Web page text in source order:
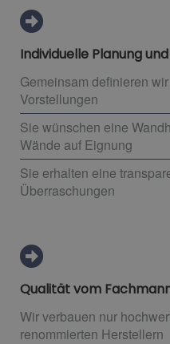
Individuelle Planung
Gemeinsam definieren
Vorstellungen
Sie wünschen eine
Wände auf Eignung
Sie erhalten eine
Überraschungen
Qualität vom
Wir verbauen nur
renommierten Herstellern